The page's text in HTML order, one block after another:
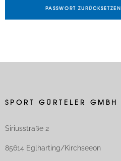
PASSWORT ZURÜCKSETZEN
SPORT GÜRTELER GMBH
Siriusstraße 2
85614 Eglharting/Kirchseeon